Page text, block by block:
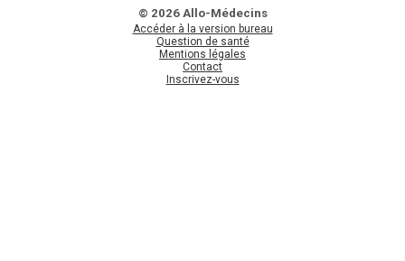
© 2026 Allo-Médecins
Accéder à la version bureau
Question de santé
Mentions légales
Contact
Inscrivez-vous